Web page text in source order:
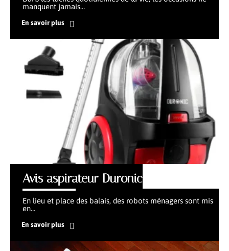
manquent jamais…
En savoir plus
Avis aspirateur Duronic
En lieu et place des balais, des robots ménagers sont mis
en…
En savoir plus